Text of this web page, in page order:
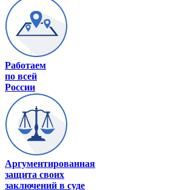
Работаем
по всей
России
Аргументированная
защита своих
заключений в суде